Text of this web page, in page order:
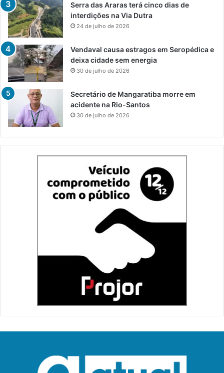
Serra das Araras terá cinco dias de
interdições na Via Dutra
24 de julho de 2026
Vendaval causa estragos em Seropédica e
deixa cidade sem energia
30 de julho de 2026
Secretário de Mangaratiba morre em
acidente na Rio-Santos
30 de julho de 2026